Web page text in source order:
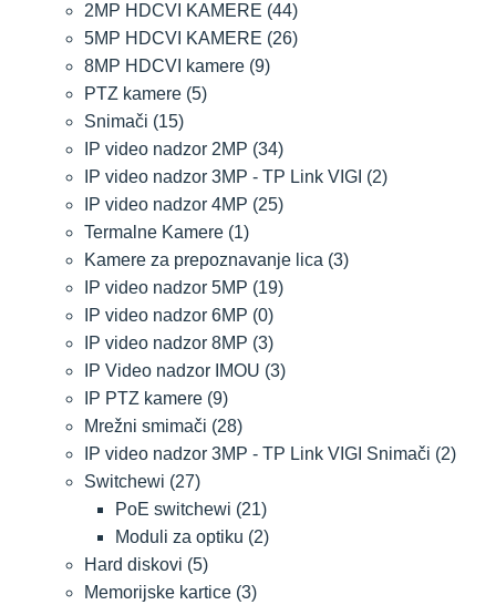
2MP HDCVI KAMERE (44)
5MP HDCVI KAMERE (26)
8MP HDCVI kamere (9)
PTZ kamere (5)
Snimači (15)
IP video nadzor 2MP (34)
IP video nadzor 3MP - TP Link VIGI (2)
IP video nadzor 4MP (25)
Termalne Kamere (1)
Kamere za prepoznavanje lica (3)
IP video nadzor 5MP (19)
IP video nadzor 6MP (0)
IP video nadzor 8MP (3)
IP Video nadzor IMOU (3)
IP PTZ kamere (9)
Mrežni smimači (28)
IP video nadzor 3MP - TP Link VIGI Snimači (2)
Switchewi (27)
PoE switchewi (21)
Moduli za optiku (2)
Hard diskovi (5)
Memorijske kartice (3)